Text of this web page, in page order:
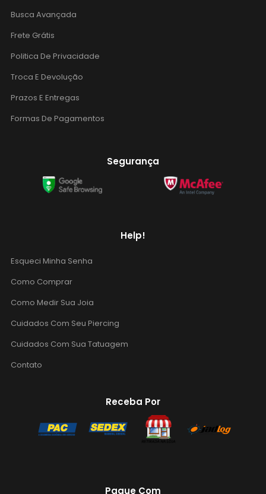
Busca Avançada
Frete Grátis
Politica De Privacidade
Troca E Devolução
Prazos E Entregas
Formas De Pagamentos
Segurança
Help!
Esqueci Minha Senha
Como Comprar
Como Medir Sua Joia
Cuidados Com Seu Piercing
Cuidados Com Sua Tatuagem
Contato
Receba Por
Pague Com